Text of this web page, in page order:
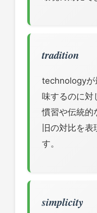
tradition
technologyが
味するのに
慣習や伝統的
旧の対比を
す。
simplicity